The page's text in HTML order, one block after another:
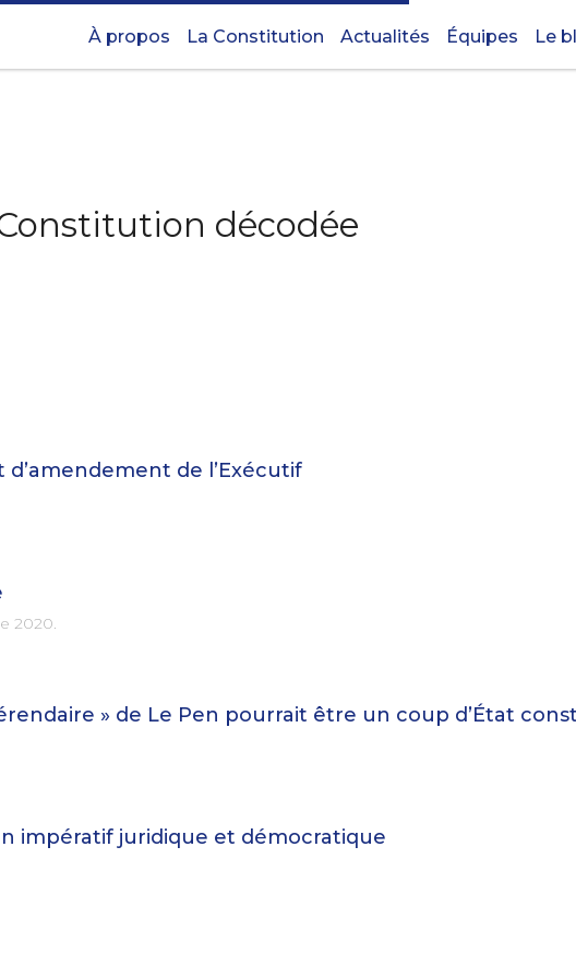
À propos La Constitution Actualités Équipes Le
décodée
de l’Exécutif
2020.
» de Le Pen pourrait être un coup d’État
impératif juridique et démocratique